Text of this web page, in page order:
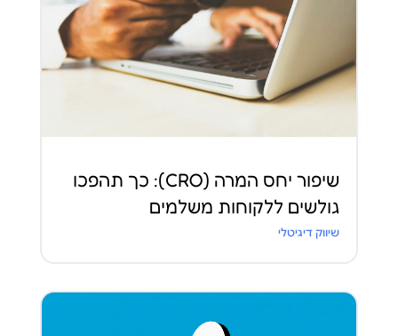
שיפור יחס המרה (CRO): כך תהפכו
גולשים ללקוחות משלמים
שיווק דיגיטלי